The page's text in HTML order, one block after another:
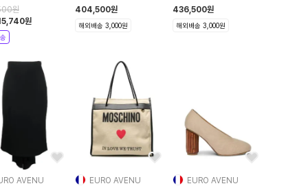
원
원
404,500원
해외배송 3,000원
436,500원
해외배송 3,000원
AVENU
EURO AVENU
EURO AVENU